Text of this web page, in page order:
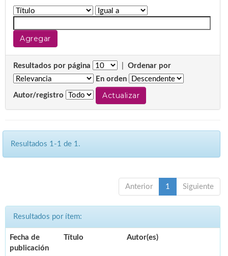
Resultados por página
Ordenar por
En orden
Autor/registro
Resultados 1-1 de 1.
Anterior 1 Siguiente
Resultados por ítem:
Fecha de
publicación
Título Autor(es)